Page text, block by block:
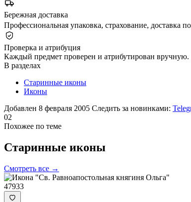
Бережная доставка
Профессиональная упаковка, страхование, доставка
Проверка и атрибуция
Каждый предмет проверен и атрибутирован вручную.
В разделах
Старинные иконы
Иконы
Добавлен 8 февраля 2005 Следить за новинками:
02
Похожее по теме
Старинные иконы
Смотреть все →
47933